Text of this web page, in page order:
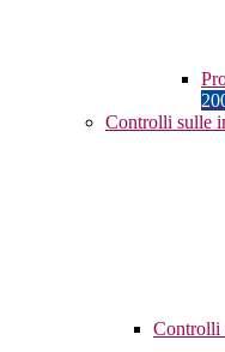
Controlli sulle
Controlli